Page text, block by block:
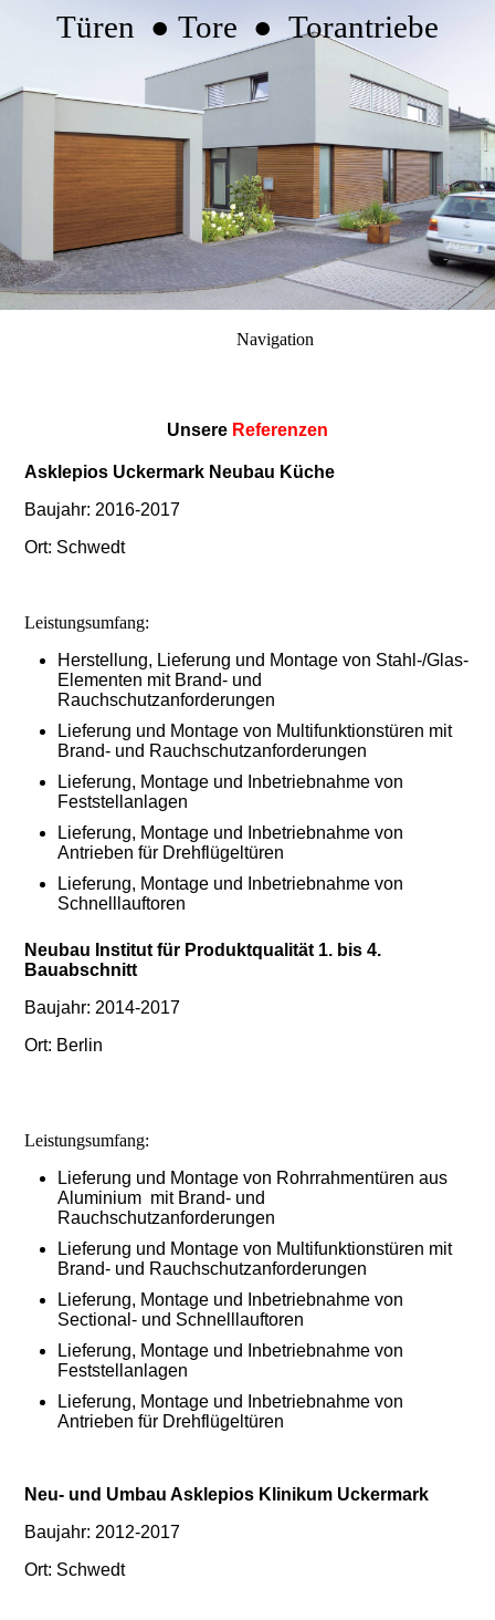
Türen ● Tore ● Torantriebe
Navigation
Unsere Referenzen
Asklepios Uckermark Neubau Küche
Baujahr: 2016-2017
Ort: Schwedt
Leistungsumfang:
Herstellung, Lieferung und Montage von Stahl-/Glas-
Elementen mit Brand- und
Rauchschutzanforderungen
Lieferung und Montage von Multifunktionstüren mit
Brand- und Rauchschutzanforderungen
Lieferung, Montage und Inbetriebnahme von
Feststellanlagen
Lieferung, Montage und Inbetriebnahme von
Antrieben für Drehflügeltüren
Lieferung, Montage und Inbetriebnahme von
Schnelllauftoren
Neubau Institut für Produktqualität 1. bis 4.
Bauabschnitt
Baujahr: 2014-2017
Ort: Berlin
Leistungsumfang:
Lieferung und Montage von Rohrrahmentüren aus
Aluminium mit Brand- und
Rauchschutzanforderungen
Lieferung und Montage von Multifunktionstüren mit
Brand- und Rauchschutzanforderungen
Lieferung, Montage und Inbetriebnahme von
Sectional- und Schnelllauftoren
Lieferung, Montage und Inbetriebnahme von
Feststellanlagen
Lieferung, Montage und Inbetriebnahme von
Antrieben für Drehflügeltüren
Neu- und Umbau Asklepios Klinikum Uckermark
Baujahr: 2012-2017
Ort: Schwedt